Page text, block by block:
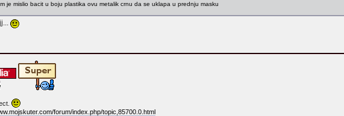
je mislio bacit u boju plastika ovu metalik crnu da se uklapa u prednju masku
forum/index.php/topic,85700.0.html